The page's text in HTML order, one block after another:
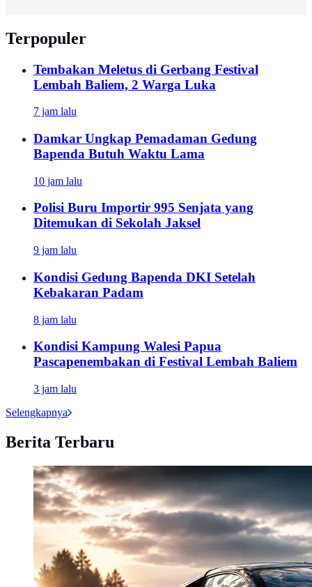
Terpopuler
Tembakan Meletus di Gerbang Festival
Lembah Baliem, 2 Warga Luka
7 jam lalu
Damkar Ungkap Pemadaman Gedung
Bapenda Butuh Waktu Lama
10 jam lalu
Polisi Buru Importir 995 Senjata yang
Ditemukan di Sekolah Jaksel
9 jam lalu
Kondisi Gedung Bapenda DKI Setelah
Kebakaran Padam
8 jam lalu
Kondisi Kampung Walesi Papua
Pascapenembakan di Festival Lembah Baliem
3 jam lalu
Selengkapnya
Berita Terbaru